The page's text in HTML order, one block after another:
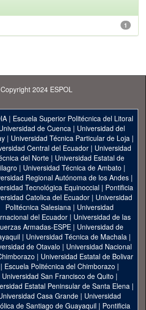
1
Copyright 2024 ESPOL
| Escuela Superior Politécnica del Litoral
de Cuenca| Universidad del
| Universidad Técnica Particular de Loja|
Central del Ecuador| Universidad
del Norte | Universidad Estatal de
| Universidad Técnica de Ambato |
Regional Autónoma de los Andes|
Tecnológica Equinoccial| Pontificia
Catolica del Ecuador | Universidad
Politécnica Salesiana | Universidad
del Ecuador | Universidad de las
Armadas-ESPE | Universidad de
| Universidad Técnica de Machala|
de Otavalo | Universidad Nacional
| Universidad Estatal de Bolivar
| Escuela Politécnica del Chimborazo |
Universidad San Francisco de Quito |
Estatal Peninsular de Santa Elena|
Casa Grande | Universidad
de Santiago de Guayaquil| Pontificia